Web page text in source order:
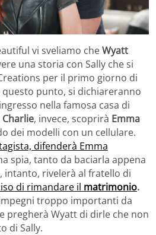
vi sveliamo cheWyatt
una storia con Sally che si
per il primo giorno di
questo punto, si dichiareranno
nella famosa casa di
Charlie, invece, scoprirà Emma
dei modelli con un cellulare.
difenderà Emma
spia, tanto da baciarla appena
intanto, rivelerà al fratello di
di rimandare il matrimonio.
troppo importanti da
pregherà Wyatt di dirle che non
di Sally.